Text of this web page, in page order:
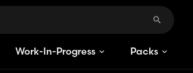
Work-In-Progress Packs